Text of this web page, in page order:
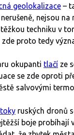
geolokalizace –
nejsou
techniku v
proto tedy
okupanti tlačí ze
se zde oproti
salvovými
ruských dronů
boje